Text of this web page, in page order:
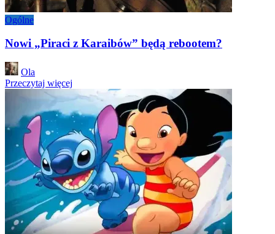
Ogólne
Nowi „Piraci z Karaibów” będą rebootem?
Posted
by
Ola
Przeczytaj więcej